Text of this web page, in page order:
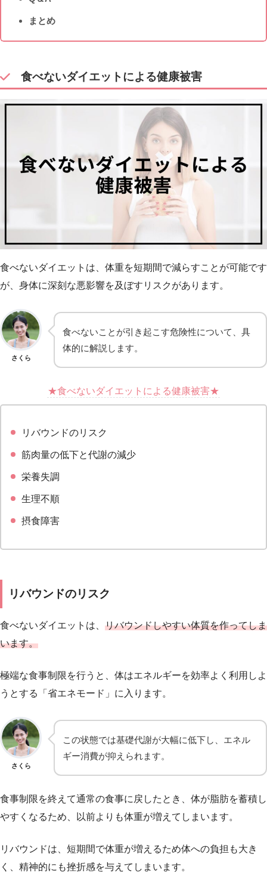
まとめ
食べないダイエットによる健康被害
食べないダイエットは、体重を短期間で減らすことが可能です
が、身体に深刻な悪影響を及ぼすリスクがあります。
さくら
食べないことが引き起こす危険性について、具
体的に解説します。
★食べないダイエットによる健康被害★
リバウンドのリスク
筋肉量の低下と代謝の減少
栄養失調
生理不順
摂食障害
リバウンドのリスク
食べないダイエットは、 リバウンドしやすい体質を作ってしま
います。
極端な食事制限を行うと、体はエネルギーを効率よく利用しよ
うとする「省エネモード」に入ります。
さくら
この状態では基礎代謝が大幅に低下し、エネル
ギー消費が抑えられます。
食事制限を終えて通常の食事に戻したとき、体が脂肪を蓄積し
やすくなるため、以前よりも体重が増えてしまいます。
リバウンドは、短期間で体重が増えるため体への負担も大き
く、精神的にも挫折感を与えてしまいます。